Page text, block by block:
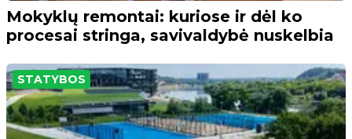
Mokyklų remontai: kuriose ir dėl ko
procesai stringa, savivaldybė nuskelbia
STATYBOS